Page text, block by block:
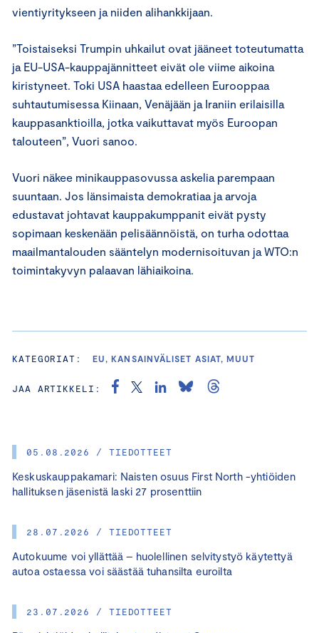
05.08.2026 / TIEDOTTEET
Keskuskauppakamari: Naisten osuus First North -yhtiöiden
hallituksen jäsenistä laski 27 prosenttiin
28.07.2026 / TIEDOTTEET
Autokuume voi yllättää – huolellinen selvitystyö käytettyä
autoa ostaessa voi säästää tuhansilta euroilta
23.07.2026 / TIEDOTTEET
vientiyritykseen ja niiden alihankkijaan.
”Toistaiseksi Trumpin uhkailut ovat jääneet toteutumatta
ja EU-USA-kauppajännitteet eivät ole viime aikoina
kiristyneet. Toki USA haastaa edelleen Eurooppaa
suhtautumisessa Kiinaan, Venäjään ja Iraniin erilaisilla
kauppasanktioilla, jotka vaikuttavat myös Euroopan
talouteen”, Vuori sanoo.
Vuori näkee minikauppasovussa askelia parempaan
suuntaan. Jos länsimaista demokratiaa ja arvoja
edustavat johtavat kauppakumppanit eivät pysty
sopimaan keskenään pelisäännöistä, on turha odottaa
maailmantalouden sääntelyn modernisoituvan ja WTO:n
toimintakyvyn palaavan lähiaikoina.
KATEGORIAT: EU, KANSAINVÄLISET ASIAT, MUUT
JAA ARTIKKELI: